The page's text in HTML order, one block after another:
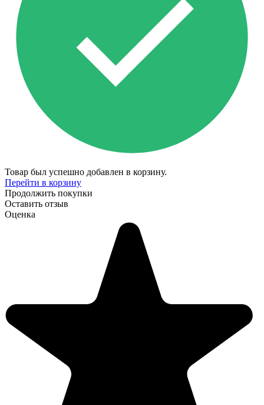
Товар был успешно добавлен в корзину.
Перейти в корзину
Продолжить покупки
Оставить отзыв
Оценка